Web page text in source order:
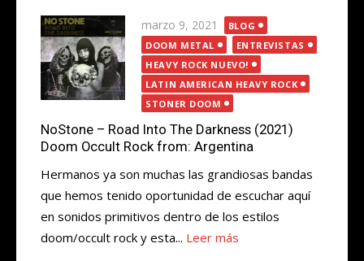
Publicada
el
marzo 9, 2021
BLOG
DOOM METAL
ENTREVISTAS
HEAVY ROCK NUEVO!
LATIN AMERICAN HEAVY ROCK
STONER DOOM
NoStone – Road Into The Darkness (2021)
Doom Occult Rock from: Argentina
Hermanos ya son muchas las grandiosas bandas
que hemos tenido oportunidad de escuchar aquí
en sonidos primitivos dentro de los estilos
doom/occult rock y esta... Leer más